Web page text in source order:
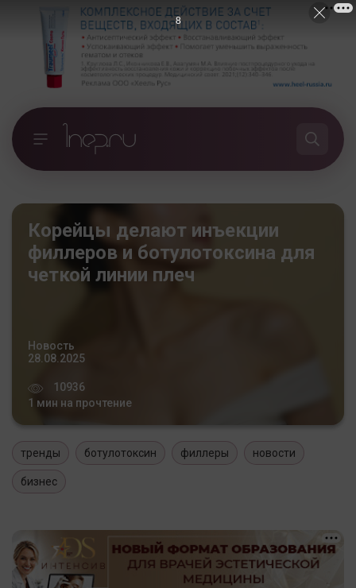
Корейцы делают инъекции
филлеров и ботулотоксина для
четкой линии плеч
Новость
28.08.2025
10936
1 мин на прочтение
тренды ботулотоксин филлеры новости
бизнес
7